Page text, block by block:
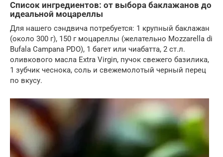
Список ингредиентов: от выбора баклажанов до
идеальной моцареллы
Для нашего сэндвича потребуется: 1 крупный баклажан
(около 300 г), 150 г моцареллы (желательно Mozzarella di
Bufala Campana PDO), 1 багет или чиабатта, 2 ст.л.
оливкового масла Extra Virgin, пучок свежего базилика,
1 зубчик чеснока, соль и свежемолотый черный перец
по вкусу.